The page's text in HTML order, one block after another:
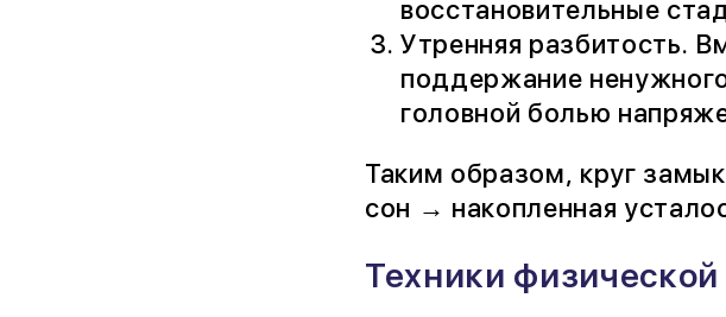
восстановительные
Утренняя разбитость.
поддержание
головной болью
Таким образом, круг
сон → накопленная
Техники